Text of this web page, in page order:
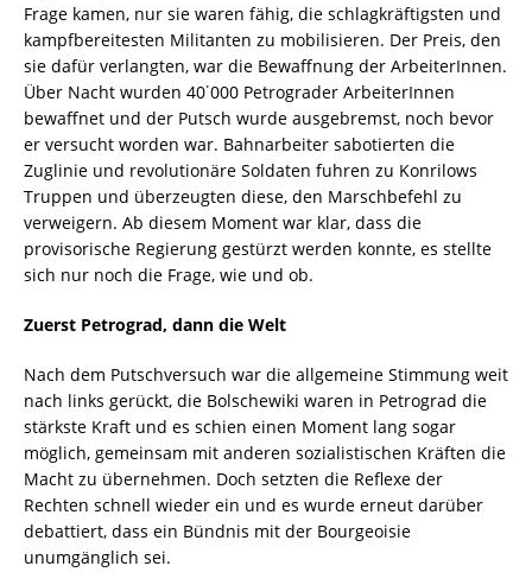
Frage kamen, nur sie waren fähig, die schlagkräftigsten und
kampfbereitesten Militanten zu mobilisieren. Der Preis, den
sie dafür verlangten, war die Bewaffnung der ArbeiterInnen.
Über Nacht wurden 40˙000 Petrograder ArbeiterInnen
bewaffnet und der Putsch wurde ausgebremst, noch bevor
er versucht worden war. Bahnarbeiter sabotierten die
Zuglinie und revolutionäre Soldaten fuhren zu Konrilows
Truppen und überzeugten diese, den Marschbefehl zu
verweigern. Ab diesem Moment war klar, dass die
provisorische Regierung gestürzt werden konnte, es stellte
sich nur noch die Frage, wie und ob.
Zuerst Petrograd, dann die Welt
Nach dem Putschversuch war die allgemeine Stimmung weit
nach links gerückt, die Bolschewiki waren in Petrograd die
stärkste Kraft und es schien einen Moment lang sogar
möglich, gemeinsam mit anderen sozialistischen Kräften die
Macht zu übernehmen. Doch setzten die Reflexe der
Rechten schnell wieder ein und es wurde erneut darüber
debattiert, dass ein Bündnis mit der Bourgeoisie
unumgänglich sei.